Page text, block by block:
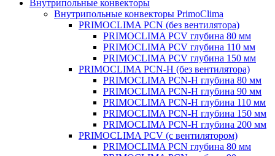
Внутрипольные конвекторы
Внутрипольные конвекторы PrimoClima
PRIMOCLIMA PCN (без вентилятора)
PRIMOCLIMA PCV глубина 80 мм
PRIMOCLIMA PCV глубина 110 мм
PRIMOCLIMA PCV глубина 150 мм
PRIMOCLIMA PCN-H (без вентилятора)
PRIMOCLIMA PCN-H глубина 80 мм
PRIMOCLIMA PCN-H глубина 90 мм
PRIMOCLIMA PCN-H глубина 110 мм
PRIMOCLIMA PCN-H глубина 150 мм
PRIMOCLIMA PCN-H глубина 200 мм
PRIMOCLIMA PCV (c вентилятором)
PRIMOCLIMA PCN глубина 80 мм